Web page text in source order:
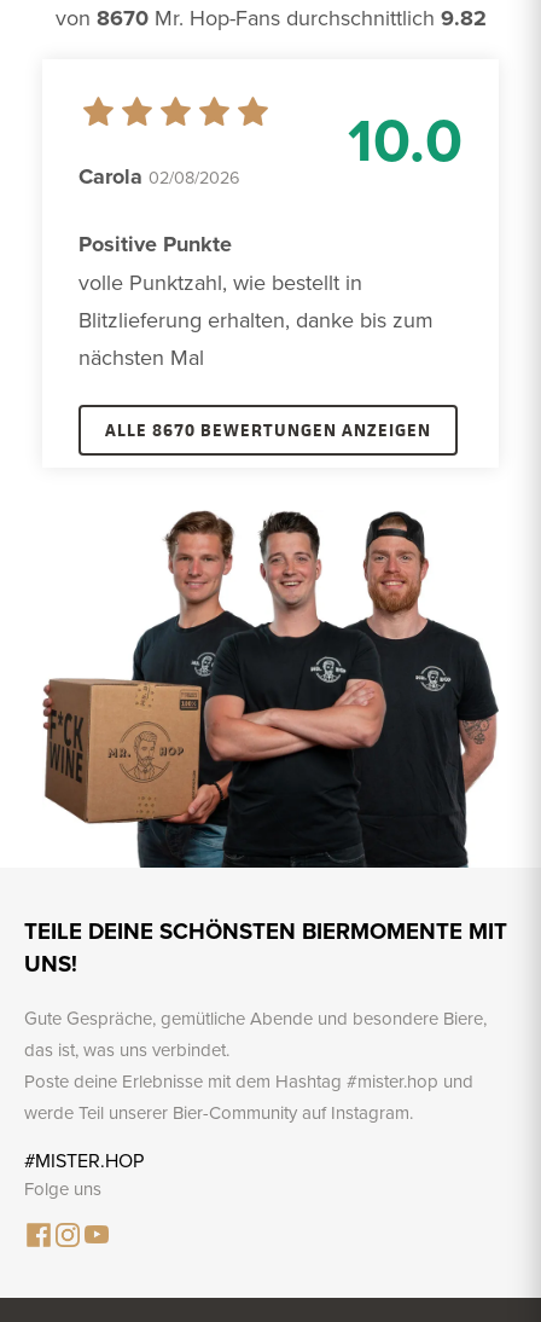
von 8670Mr. Hop-Fans durchschnittlich 9.82
10.0
Carola 02/08/2026
Positive Punkte
volle Punktzahl, wie bestellt in
Blitzlieferung erhalten, danke bis zum
nächsten Mal
ALLE 8670 BEWERTUNGEN ANZEIGEN
TEILE DEINE SCHÖNSTEN BIERMOMENTE MIT
UNS!
Gute Gespräche, gemütliche Abende und besondere Biere,
das ist, was uns verbindet.
Poste deine Erlebnisse mit dem Hashtag #mister.hop und
werde Teil unserer Bier-Community auf Instagram.
#MISTER.HOP
Folge uns